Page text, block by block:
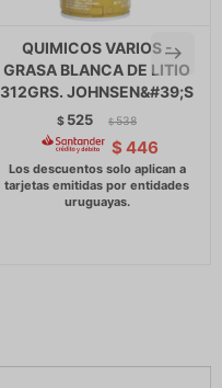
QUIMICOS VARIOS -
GRASA BLANCA DE LITIO
312GRS. JOHNSEN&#39;S
$ 525 $ 538
$ 446